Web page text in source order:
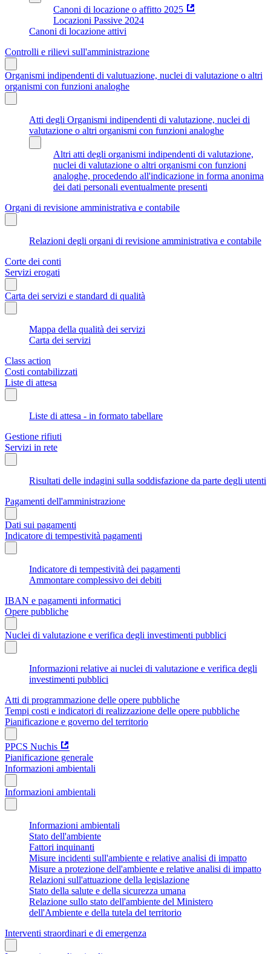
Canoni di locazione o affitto 2025
Locazioni Passive 2024
Canoni di locazione attivi
Controlli e rilievi sull'amministrazione
Organismi indipendenti di valutuazione, nuclei di valutazione o altri
organismi con funzioni analoghe
Atti degli Organismi indipendenti di valutazione, nuclei di
valutazione o altri organismi con funzioni analoghe
Altri atti degli organismi indipendenti di valutazione,
nuclei di valutazione o altri organismi con funzioni
analoghe, procedendo all'indicazione in forma anonima
dei dati personali eventualmente presenti
Organi di revisione amministrativa e contabile
Relazioni degli organi di revisione amministrativa e contabile
Corte dei conti
Servizi erogati
Carta dei servizi e standard di qualità
Mappa della qualità dei servizi
Carta dei servizi
Class action
Costi contabilizzati
Liste di attesa
Liste di attesa - in formato tabellare
Gestione rifiuti
Servizi in rete
Risultati delle indagini sulla soddisfazione da parte degli utenti
Pagamenti dell'amministrazione
Dati sui pagamenti
Indicatore di tempestività pagamenti
Indicatore di tempestività dei pagamenti
Ammontare complessivo dei debiti
IBAN e pagamenti informatici
Opere pubbliche
Nuclei di valutazione e verifica degli investimenti pubblici
Informazioni relative ai nuclei di valutazione e verifica degli
investimenti pubblici
Atti di programmazione delle opere pubbliche
Tempi costi e indicatori di realizzazione delle opere pubbliche
Pianificazione e governo del territorio
PPCS Nuchis
Pianificazione generale
Informazioni ambientali
Informazioni ambientali
Informazioni ambientali
Stato dell'ambiente
Fattori inquinanti
Misure incidenti sull'ambiente e relative analisi di impatto
Misure a protezione dell'ambiente e relative analisi di impatto
Relazioni sull'attuazione della legislazione
Stato della salute e della sicurezza umana
Relazione sullo stato dell'ambiente del Ministero
dell'Ambiente e della tutela del territorio
Interventi straordinari e di emergenza